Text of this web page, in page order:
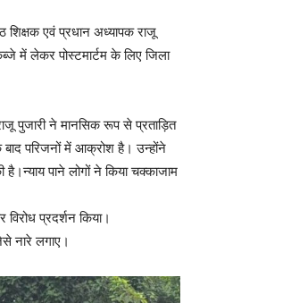
एवं प्रधान अध्यापक राजू
में लेकर पोस्टमार्टम के लिए जिला
पुजारी ने मानसिक रूप से प्रताड़ित
परिजनों में आक्रोश है। उन्होंने
पाने लोगों ने किया चक्काजाम
प्रदर्शन किया।
नारे लगाए।